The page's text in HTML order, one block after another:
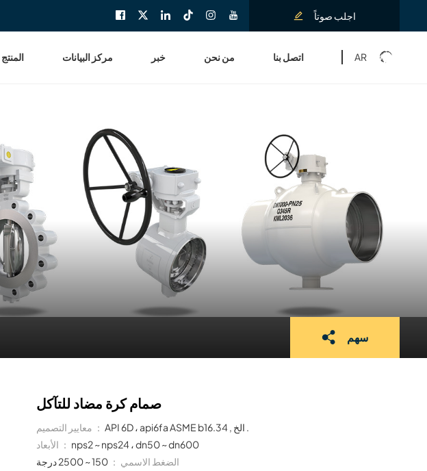
اجلب صوتاً
المنتج مركز البيانات خبر من نحن اتصل بنا AR
سهم
صمام كرة مضاد للتآكل
معايير التصميم ：
الأبعاد ： nps2 ~ nps24 ، dn50 ~ dn600
الضغط الاسمي ： 150 ~ 2500 درجة